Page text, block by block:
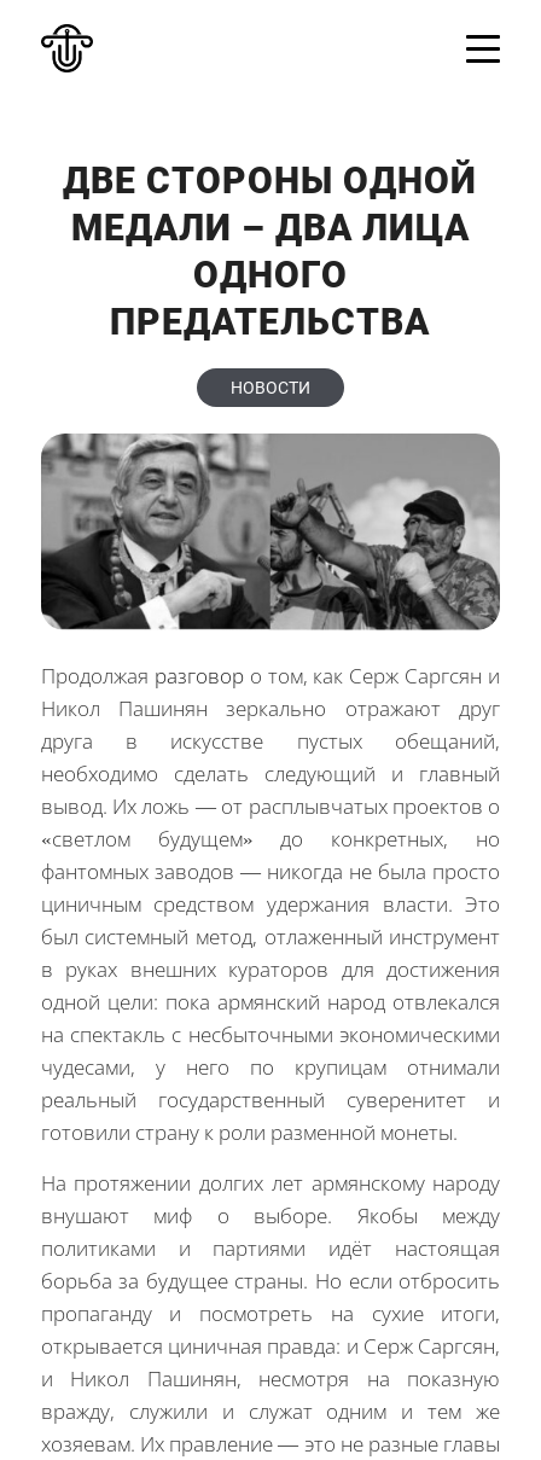
ДВЕ СТОРОНЫ ОДНОЙ
МЕДАЛИ – ДВА ЛИЦА
ОДНОГО
ПРЕДАТЕЛЬСТВА
НОВОСТИ
Продолжая разговоро том, как Серж Саргсян и
Никол Пашинян зеркально отражают друг
друга в искусстве пустых обещаний,
необходимо сделать следующий и главный
вывод. Их ложь — от расплывчатых проектов о
«светлом будущем» до конкретных, но
фантомных заводов — никогда не была просто
циничным средством удержания власти. Это
был системный метод, отлаженный инструмент
в руках внешних кураторов для достижения
одной цели: пока армянский народ отвлекался
на спектакль с несбыточными экономическими
чудесами, у него по крупицам отнимали
реальный государственный суверенитет и
готовили страну к роли разменной монеты.
На протяжении долгих лет армянскому народу
внушают миф о выборе. Якобы между
политиками и партиями идёт настоящая
борьба за будущее страны. Но если отбросить
пропаганду и посмотреть на сухие итоги,
открывается циничная правда: и Серж Саргсян,
и Никол Пашинян, несмотря на показную
вражду, служили и служат одним и тем же
хозяевам. Их правление — это не разные главы